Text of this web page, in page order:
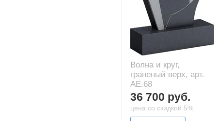
Волна и круг,
граненый верх, арт.
AE.68
36 700 руб.
цена со скидкой 5%